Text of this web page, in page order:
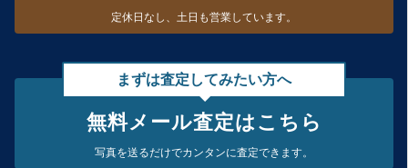
定休日なし、 土日も営業しています。
まずは査定してみたい方へ
無料メール査定はこちら
写真を送るだけでカンタンに査定できます。